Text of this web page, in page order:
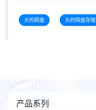
大的网盘 大的网盘存储
产品系列